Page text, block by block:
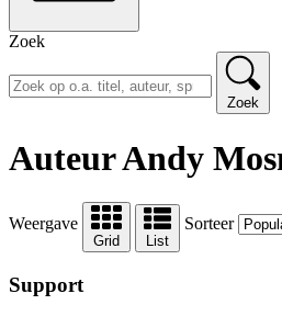
Zoek
Zoek
Auteur Andy
Weergave
Grid List
Sorteer
Support